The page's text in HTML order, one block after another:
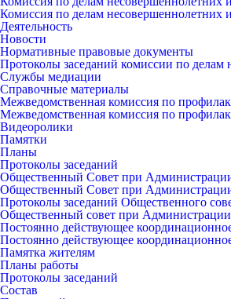
Комиссия по делам несовершеннолетних
Деятельность
Новости
Нормативные правовые документы
Протоколы заседаний комиссии по делам
Службы медиации
Справочные материалы
Межведомственная комиссия по
Межведомственная комиссия по
Видеоролики
Памятки
Планы
Протоколы заседаний
Общественный Совет при
Общественный Совет при
Протоколы заседаний Общественного
Общественный совет при
Постоянно действующее
Постоянно действующее
Памятка жителям
Планы работы
Протоколы заседаний
Состав